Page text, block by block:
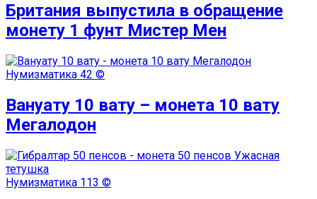
Британия выпустила в обращение
монету 1 фунт Мистер Мен
Нумизматика 42 ©
Вануату 10 вату – монета 10 вату
Мегалодон
Нумизматика 113 ©